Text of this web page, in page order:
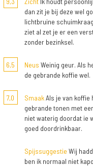
dan zit je bij deze wel
lichtbruine
ziet al zet je er een
zonder bezinksel.
6,5 Neus Weinig geur. Als
de gebrande koffie wel.
7,0 SmaakAls je van koffie
gebrande tonen met
niet waterig doordat ie
goed doordrinkbaar.
Spijssuggestie Wij
ben ik normaal niet